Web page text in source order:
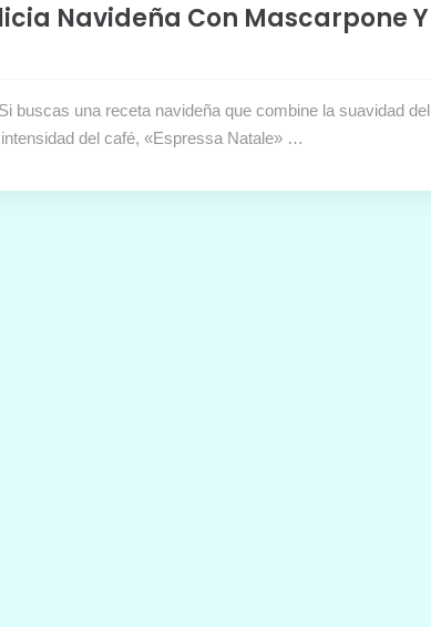
Navideña Con Mascarpone Y
buscas una receta navideña que combine la suavidad del
del café, «Espressa Natale» …